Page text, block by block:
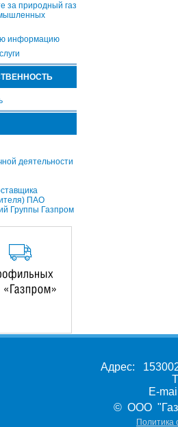
за природный газ
информацию
деятельности
ПАО
Группы Газпром
Адрес:
E-
© ООО
Политика